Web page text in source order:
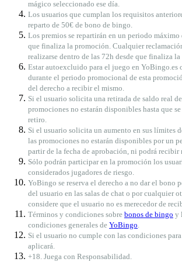
mágico seleccionado ese día.
Los usuarios que cumplan los requisitos
reparto de 50€ de bono de bingo.
Los premios se repartirán en un periodo máximo
que finaliza la promoción. Cualquier
realizarse dentro de las 72h desde que finaliza la
Estar autoexcluido para el juego en YoBingo.es
durante el periodo promocional de esta
del derecho a recibir el mismo.
Si el usuario solicita una retirada de saldo real
promociones no estarán disponibles hasta que
retiro.
Si el usuario solicita un aumento en sus límites
las promociones no estarán disponibles por un
partir de la fecha de aprobación, ni podrá
Sólo podrán participar en la promoción los
considerados jugadores de riesgo.
YoBingo se reserva el derecho a no dar el bono
del usuario en las salas de chat o por cualquier
considere que el usuario no es merecedor de
Términos y condiciones sobre bonos de bingo y
condiciones generales de YoBingo.
Si el usuario no cumple con las condiciones
aplicará.
+18. Juega con Responsabilidad.